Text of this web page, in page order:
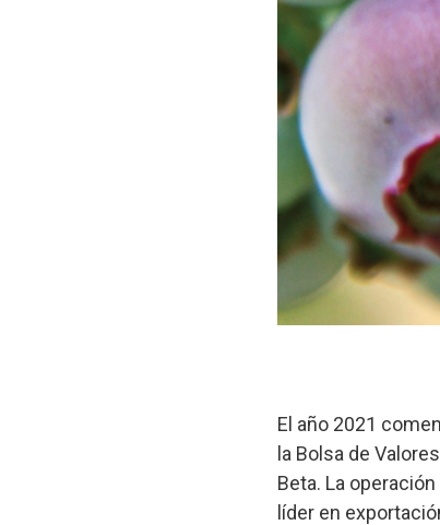
El año 2021
la Bolsa de
Beta. La
líder en